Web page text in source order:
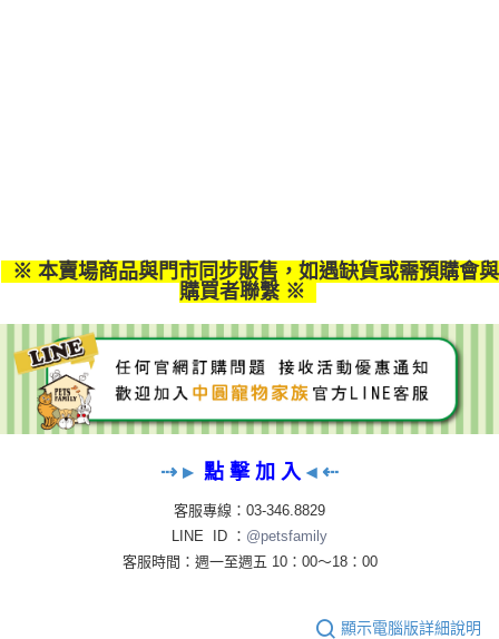
※ 本賣場商品與門市同步販售，如遇缺貨或需預購會與
購買者聯繫※
⇢ ▸ 點 擊 加 入 ◂ ⇠
客服專線：03-346.8829
LINE ID ： @petsfamily
客服時間：週一至週五 10：00～18：00
顯示電腦版詳細說明